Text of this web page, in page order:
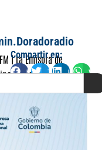
| La Emisora de
Compartir en:
FacebookTwitterLinkedIn